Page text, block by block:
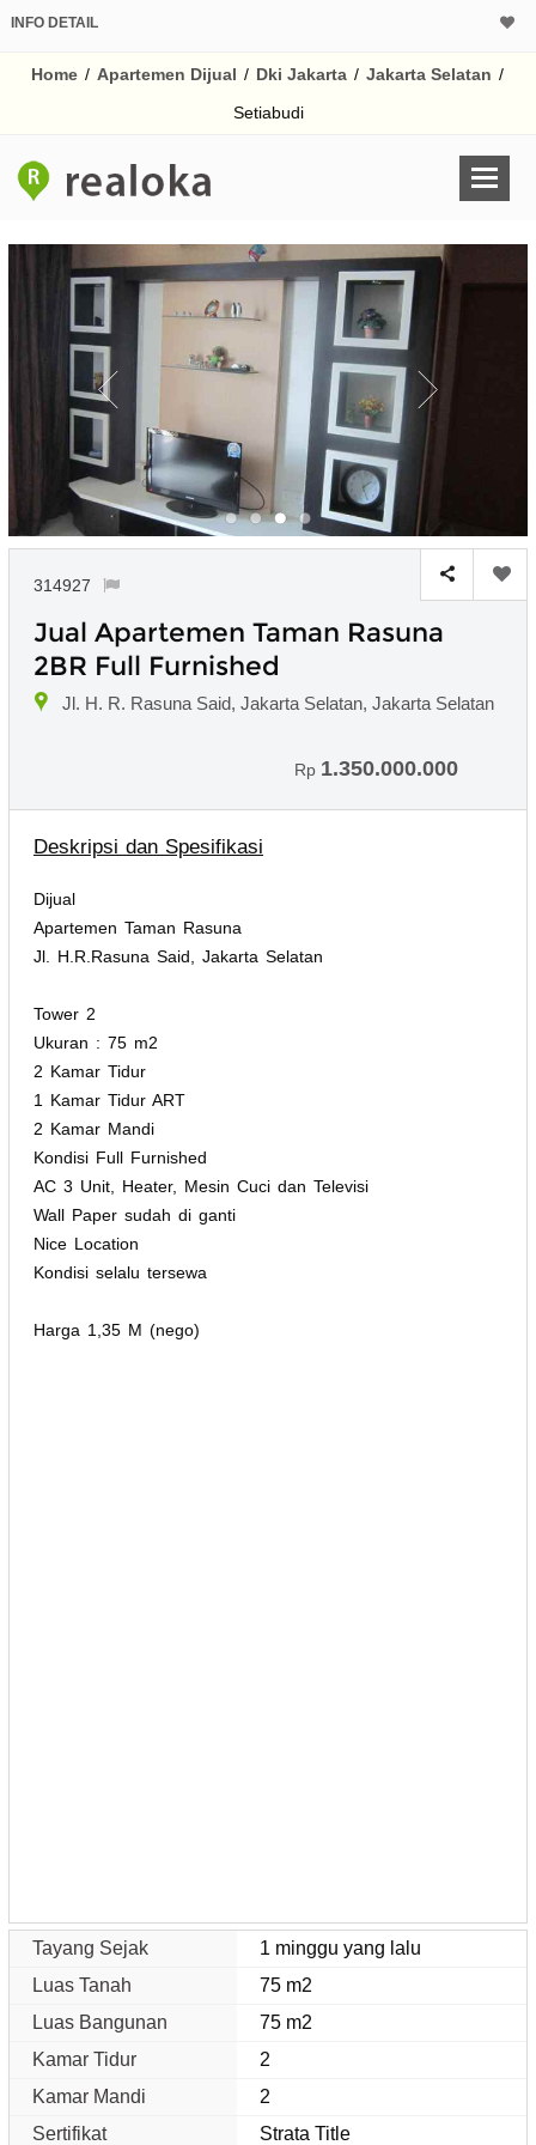
INFO DETAIL
Home / Apartemen Dijual / Dki Jakarta / Jakarta Selatan /
Setiabudi
314927
Jual Apartemen Taman Rasuna
2BR Full Furnished
Jl. H. R. Rasuna Said, Jakarta Selatan, Jakarta Selatan
Rp 1.350.000.000
Deskripsi dan Spesifikasi
Dijual
Apartemen Taman Rasuna
Jl. H.R.Rasuna Said, Jakarta Selatan
Tower 2
Ukuran : 75 m2
2 Kamar Tidur
1 Kamar Tidur ART
2 Kamar Mandi
Kondisi Full Furnished
AC 3 Unit, Heater, Mesin Cuci dan Televisi
Wall Paper sudah di ganti
Nice Location
Kondisi selalu tersewa
Harga 1,35 M (nego)
Tayang Sejak
1 minggu yang lalu
Luas Tanah
75 m2
Luas Bangunan
75 m2
Kamar Tidur
2
Kamar Mandi
2
Sertifikat
Strata Title
Harga Rp
% /th
Untuk hasil simulasi
pada kotak-